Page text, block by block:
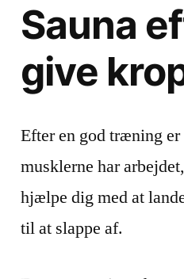
Sauna
give
Efter en god træning
musklerne har
hjælpe dig med at
til at slappe af.